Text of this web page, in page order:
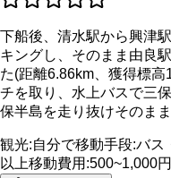
下船後、清水駅から興津
キングし、そのまま由良
た(距離6.86km、獲得標
チを取り、水上バスで三
保半島を走り抜けそのま
観光:自分で移動手段:バス
以上移動費用 :500~1,000円